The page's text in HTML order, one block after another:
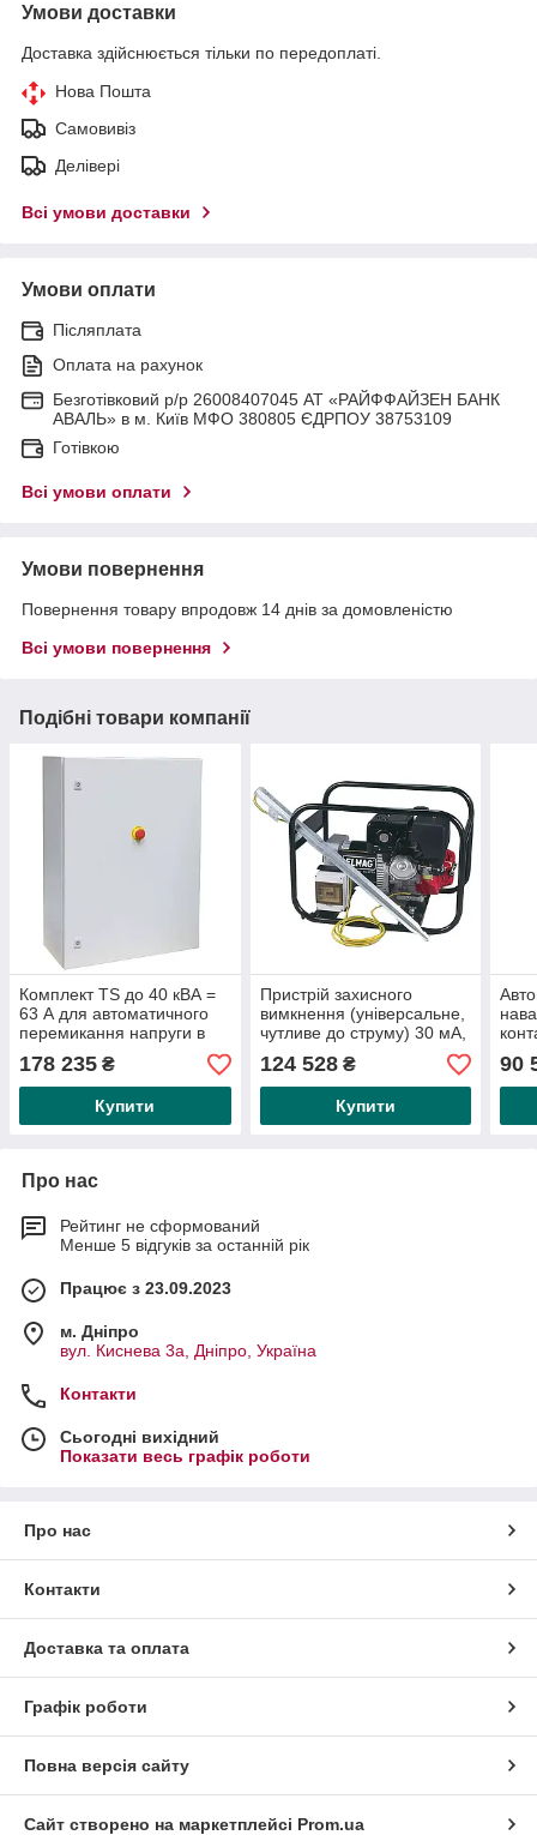
Умови доставки
Доставка здійснюється тільки по передоплаті.
Нова Пошта
Самовивіз
Делівері
Всі умови доставки
Умови оплати
Післяплата
Оплата на рахунок
Безготівковий р/р 26008407045 АТ «РАЙФФАЙЗЕН БАНК
АВАЛЬ» в м. Київ МФО 380805 ЄДРПОУ 38753109
Готівкою
Всі умови оплати
Умови повернення
Повернення товару впродовж 14 днів за домовленістю
Всі умови повернення
Подібні товари компанії
Комплект TS до 40 кВА =
63 А для автоматичного
перемикання напруги в
разі збою в мережі, шафа
керування
178 235 ₴
Купити
Пристрій захисного
вимкнення (універсальне,
чутливе до струму) 30 мА,
тип В, 63 А для
генераторів до
124 528₴
Купити
з
90
Про нас
Рейтинг не сформований
Менше 5 відгуків за останній рік
Працює з 23.09.2023
м. Дніпро
вул. Киснева 3а, Дніпро, Україна
Контакти
Сьогодні вихідний
Показати весь графік роботи
Про нас
Контакти
Доставка та оплата
Графік роботи
Повна версія сайту
Сайт створено на маркетплейсі Prom.ua